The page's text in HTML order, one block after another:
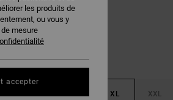
XL XXL
les produits de
ou vous y
mesure
accepter